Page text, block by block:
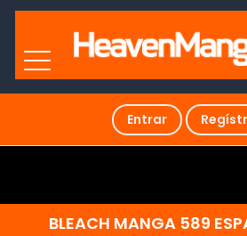
Entrar
BLEACH MANGA 589